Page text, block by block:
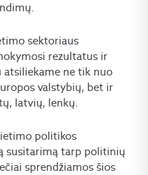
sektoriaus
rezultatus ir
atsiliekame ne tik nuo
valstybių, bet ir
latvių, lenkų.
politikos
susitarimą tarp politinių
sprendžiamos šios